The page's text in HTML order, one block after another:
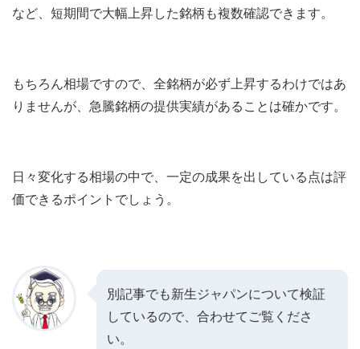
など、短期間で大幅上昇した銘柄も複数確認できます。
もちろん相場ですので、全銘柄が必ず上昇するわけではあ
りませんが、急騰銘柄の提供実績があることは確かです。
日々変化する相場の中で、一定の成果を出している点は評
価できるポイントでしょう。
別記事でも新生ジャパンについて検証
しているので、合わせてご覧くださ
い。